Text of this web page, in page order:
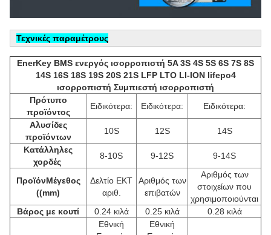
Τεχνικές παραμέτρους
EnerKey BMS ενεργός ισορροπιστή 5A 3S 4S 5S 6S 7S 8S
14S 16S 18S 19S 20S 21S LFP LTO LI-ION lifepo4
ισορροπιστή Συμπιεστή ισορροπιστή
Πρότυπο
προϊόντος
Ειδικότερα: Ειδικότερα:
Ειδικότερα:
Αλυσίδες
προϊόντων
10S 12S
14S
Κατάλληλες
χορδές
8-10S 9-12S 9-14S
ΠροϊόνΜέγεθος
((mm)
Δελτίο ΕΚΤ
αριθ.
Αριθμός των
επιβατών
Αριθμός των
στοιχείων που
χρησιμοποιούνται
Βάρος με κουτί
0.24 κιλά 0.25 κιλά
0.28 κιλά
Εθνική
Εθνική